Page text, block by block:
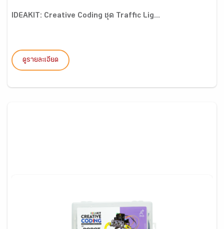
IDEAKIT: Creative Coding ชุด Traffic Lig...
ดูรายละเอียด